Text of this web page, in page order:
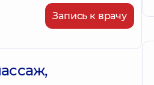
Запись к врачу